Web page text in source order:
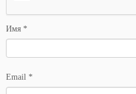
Имя *
Email *